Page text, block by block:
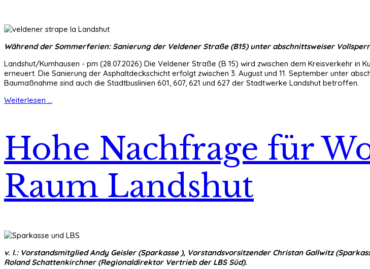
Während der Sommerferien: Sanierung der Veldener Straße (B15) unter abschnittsweiser
Landshut/Kumhausen - pm (28.07.2026) Die Veldener Straße (B 15) wird zwischen dem Kreisverkehr
erneuert. Die Sanierung der Asphaltdeckschicht erfolgt zwischen 3. August und 11. September unter
Baumaßnahme sind auch die Stadtbuslinien 601, 607, 621 und 627 der Stadtwerke Landshut betroffen.
Weiterlesen ...
Hohe Nachfrage für
Raum Landshut
v. l.: Vorstandsmitglied Andy Geisler (Sparkasse ), Vorstandsvorsitzender Christan Gallwitz
Roland Schattenkirchner (Regionaldirektor Vertrieb der LBS Süd).